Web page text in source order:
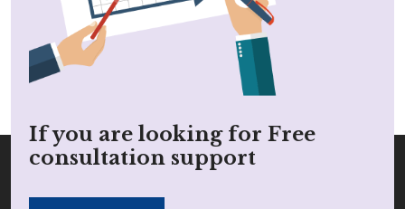
If you are looking for Free
consultation support